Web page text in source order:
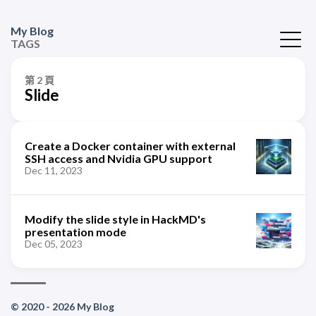
My Blog
TAGS
第 2 頁
Slide
Create a Docker container with external
SSH access and Nvidia GPU support
Dec 11, 2023
Modify the slide style in HackMD's
presentation mode
Dec 05, 2023
© 2020 - 2026 My Blog